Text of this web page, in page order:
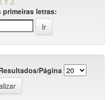
primeiras letras:
Página